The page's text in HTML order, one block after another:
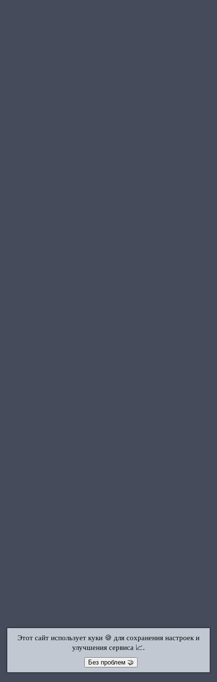
Этот сайт использует куки 🍪 для сохранения настроек и
улучшения сервиса 📈.
Без проблем 🤝